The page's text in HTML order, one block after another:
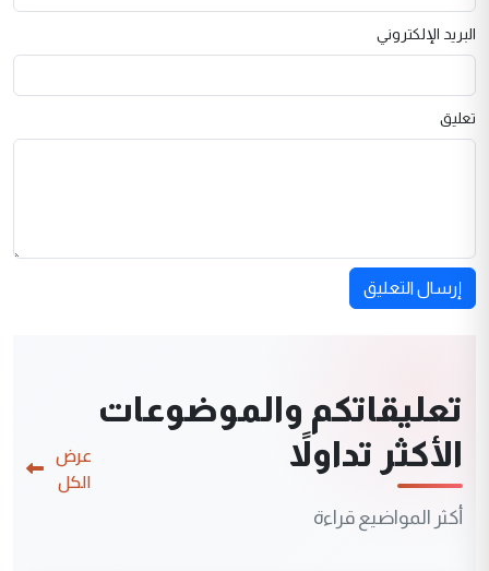
البريد الإلكتروني
تعليق
إرسال التعليق
تعليقاتكم والموضوعات
الأكثر تداولاً
أكثر المواضيع قراءة
عرض
الكل